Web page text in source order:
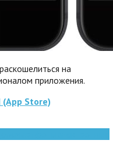
на
приложения.
(App Store)